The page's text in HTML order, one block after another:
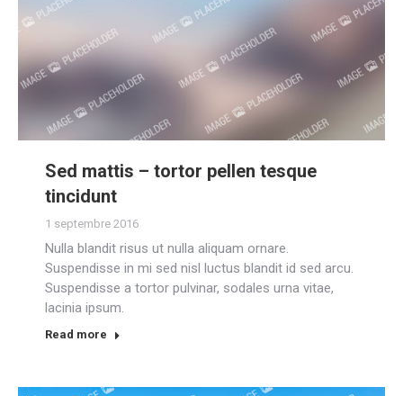
Sed mattis – tortor pellen tesque
tincidunt
1 septembre 2016
Nulla blandit risus ut nulla aliquam ornare.
Suspendisse in mi sed nisl luctus blandit id sed arcu.
Suspendisse a tortor pulvinar, sodales urna vitae,
lacinia ipsum.
Read more